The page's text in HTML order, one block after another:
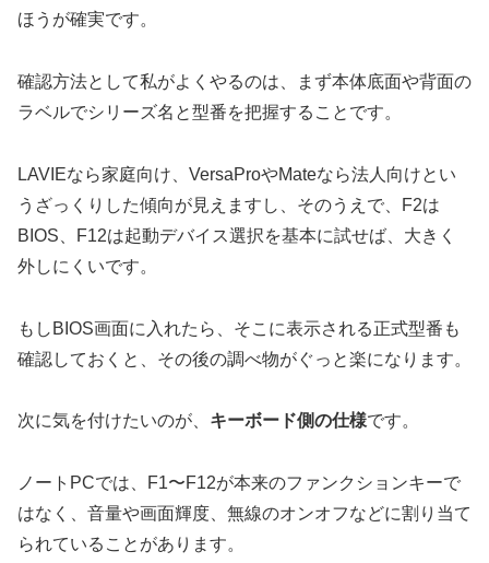
ほうが確実です。
確認方法として私がよくやるのは、まず本体底面や背面の
ラベルでシリーズ名と型番を把握することです。
LAVIEなら家庭向け、VersaProやMateなら法人向けとい
うざっくりした傾向が見えますし、そのうえで、F2は
BIOS、F12は起動デバイス選択を基本に試せば、大きく
外しにくいです。
もしBIOS画面に入れたら、そこに表示される正式型番も
確認しておくと、その後の調べ物がぐっと楽になります。
次に気を付けたいのが、 キーボード側の仕様です。
ノートPCでは、F1〜F12が本来のファンクションキーで
はなく、音量や画面輝度、無線のオンオフなどに割り当て
られていることがあります。